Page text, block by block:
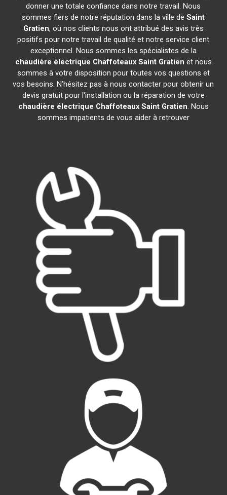
donner une totale confiance dans notre travail. Nous
sommes fiers de notre réputation dans la ville deSaint
Gratien, où nos clients nous ont attribué des avis très
positifs pour notre travail de qualité et notre service client
exceptionnel. Nous sommes les spécialistes de la
chaudière électrique Chaffoteaux Saint Gratien et nous
sommes à votre disposition pour toutes vos questions et
vos besoins. N'hésitez pas à nous contacter pour obtenir un
devis gratuit pour l'installation ou la réparation de votre
chaudière électrique Chaffoteaux Saint Gratien. Nous
sommes impatients de vous aider à retrouver